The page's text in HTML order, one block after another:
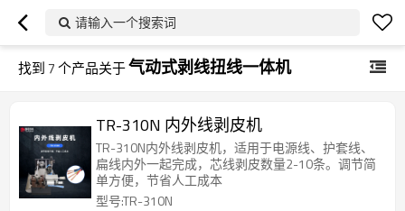
请输入一个搜索词
找到7个产品关于气动式剥线扭线一体机
TR-310N 内外线剥皮机
TR-310N内外线剥皮机，适用于电源线、护套线、
扁线内外一起完成，芯线剥皮数量2-10条。调节简
单方便，节省人工成本
型号:TR-310N